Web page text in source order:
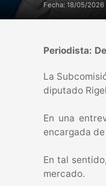
Fecha: 18/05/2026
Periodista:
La
diputado
En una
encargada
En tal
mercado.